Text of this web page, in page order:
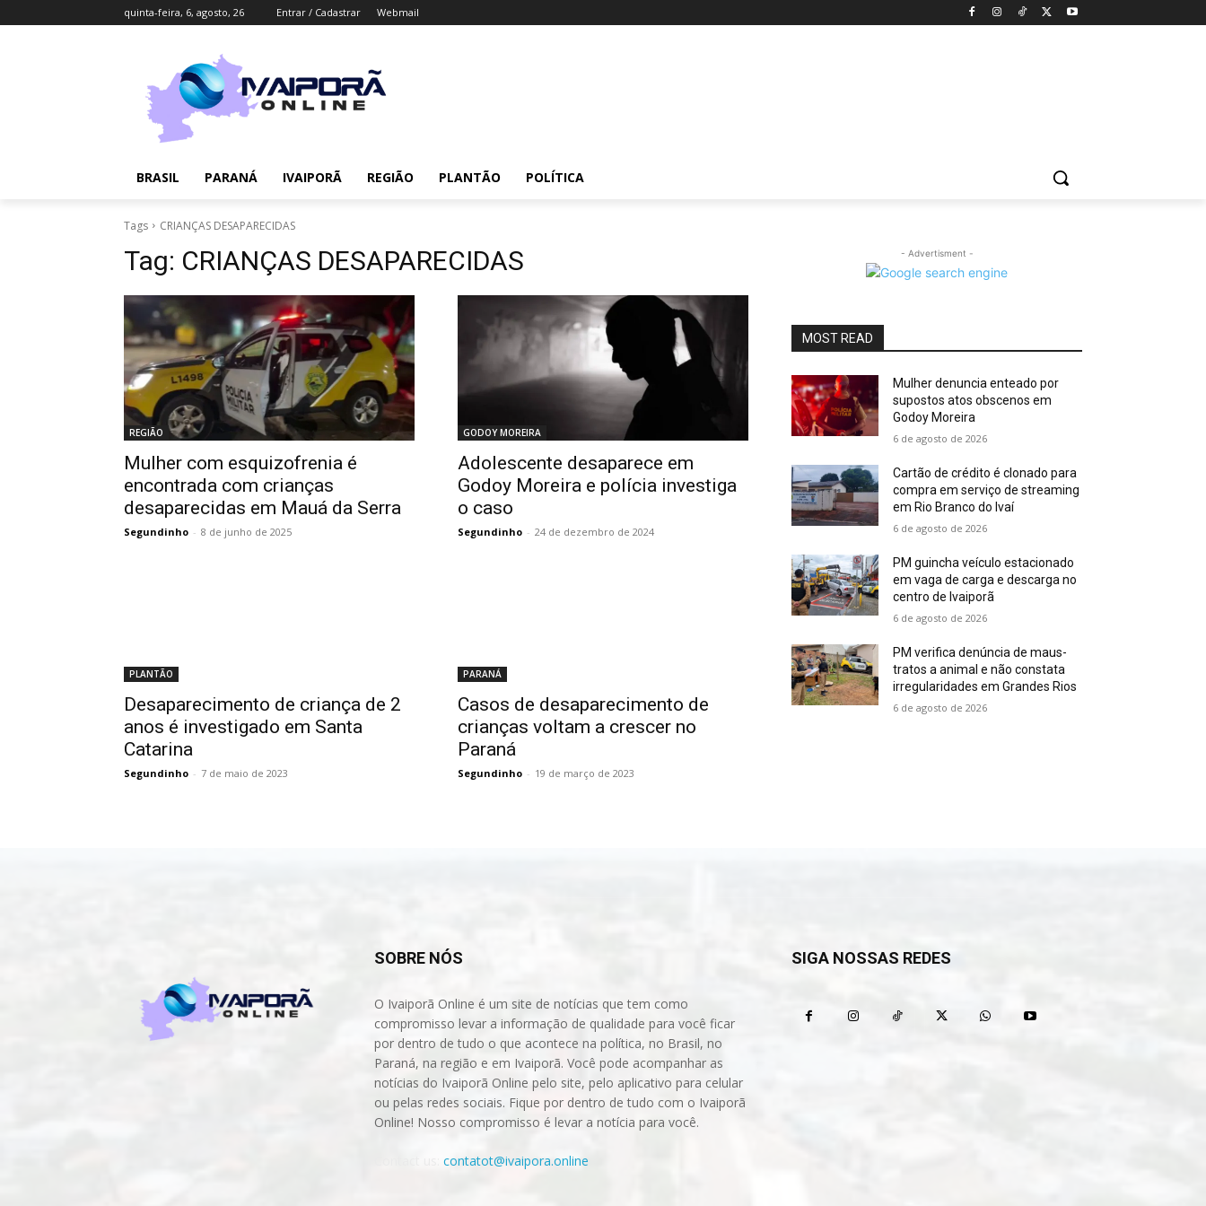
quinta-feira, 6, agosto, 26 Entrar / Cadastrar Webmail
BRASIL PARANÁ IVAIPORÃ REGIÃO PLANTÃO POLÍTICA
Tags CRIANÇAS DESAPARECIDAS
Tag: CRIANÇAS DESAPARECIDAS
REGIÃO
Mulher com esquizofrenia é
encontrada com crianças
desaparecidas em Mauá da Serra
Segundinho - 8 de junho de 2025
GODOY MOREIRA
Adolescente desaparece em
Godoy Moreira e polícia investiga
o caso
Segundinho - 24 de dezembro de 2024
PLANTÃO
Desaparecimento de criança de 2
anos é investigado em Santa
Catarina
Segundinho - 7 de maio de 2023
PARANÁ
Casos de desaparecimento de
crianças voltam a crescer no
Paraná
Segundinho - 19 de março de 2023
- Advertisment -
MOST READ
Mulher denuncia enteado por
supostos atos obscenos em
Godoy Moreira
6 de agosto de 2026
Cartão de crédito é clonado para
compra em serviço de streaming
em Rio Branco do Ivaí
6 de agosto de 2026
PM guincha veículo estacionado
em vaga de carga e descarga no
centro de Ivaiporã
6 de agosto de 2026
PM verifica denúncia de maus-
tratos a animal e não constata
irregularidades em Grandes Rios
6 de agosto de 2026
SOBRE NÓS
O Ivaiporã Online é um site de notícias que tem como
compromisso levar a informação de qualidade para você ficar
por dentro de tudo o que acontece na política, no Brasil, no
Paraná, na região e em Ivaiporã. Você pode acompanhar as
notícias do Ivaiporã Online pelo site, pelo aplicativo para celular
ou pelas redes sociais. Fique por dentro de tudo com o Ivaiporã
Online! Nosso compromisso é levar a notícia para você.
contatot@ivaipora.online
SIGA NOSSAS REDES